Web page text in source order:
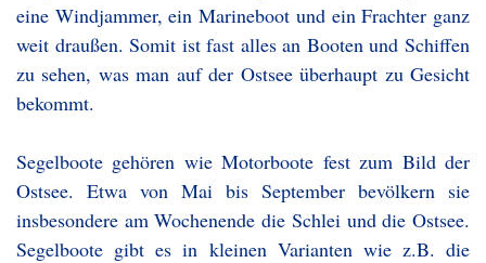
eine Windjammer, ein Marineboot und ein Frachter ganz
weit draußen. Somit ist fast alles an Booten und Schiffen
zu sehen, was man auf der Ostsee überhaupt zu Gesicht
bekommt.
Segelboote gehören wie Motorboote fest zum Bild der
Ostsee. Etwa von Mai bis September bevölkern sie
insbesondere am Wochenende die Schlei und die Ostsee.
Segelboote gibt es in kleinen Varianten wie z.B. die